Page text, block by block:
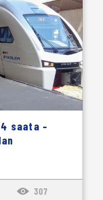
saata –
307